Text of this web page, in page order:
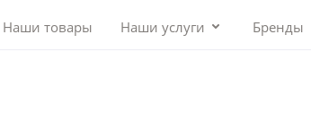
Наши товары Наши услуги Бренды